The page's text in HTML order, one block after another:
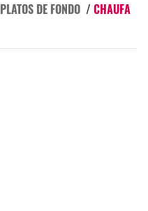
PLATOS DE FONDO / CHAUFA